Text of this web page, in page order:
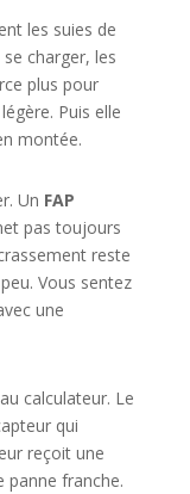
les suies de
charger, les
plus pour
Puis elle
montée.
Un FAP
pas toujours
reste
Vous sentez
une
calculateur. Le
qui
reçoit une
panne franche.